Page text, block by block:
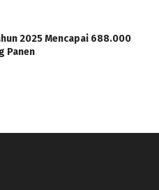
2025 Mencapai 688.000
Panen